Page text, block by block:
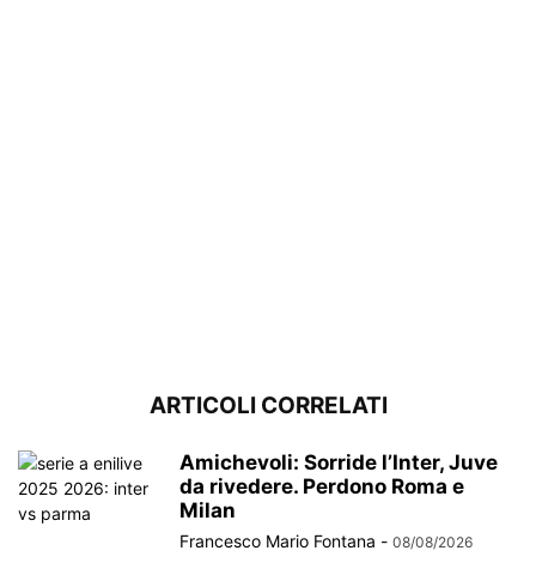
ARTICOLI CORRELATI
Amichevoli: Sorride l’Inter, Juve
da rivedere. Perdono Roma e
Milan
Francesco Mario Fontana - 08/08/2026